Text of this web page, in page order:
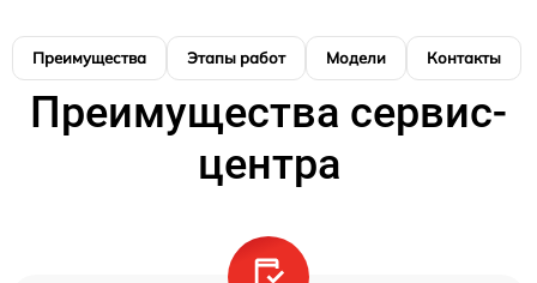
Преимущества Этапы работ Модели Контакты
Преимущества сервис-
центра